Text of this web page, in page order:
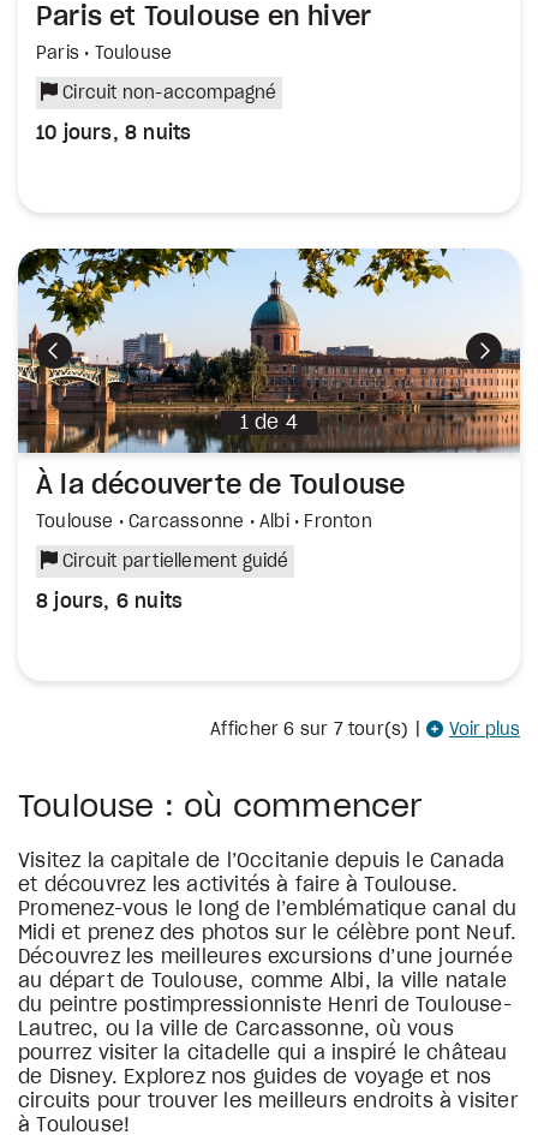
Paris et Toulouse en hiver
Paris • Toulouse
Circuit non-accompagné
10 jours, 8 nuits
Précédent
1 de 4
À la découverte de Toulouse
Toulouse • Carcassonne • Albi • Fronton
Circuit partiellement guidé
8 jours, 6 nuits
Afficher6 sur 7 tour(s) Voir plus
Toulouse : où commencer
Visitez la capitale de l’Occitanie depuis le Canada
et découvrez les activités à faire à Toulouse.
Promenez-vous le long de l’emblématique canal du
Midi et prenez des photos sur le célèbre pont Neuf.
Découvrez les meilleures excursions d’une journée
au départ de Toulouse, comme Albi, la ville natale
du peintre postimpressionniste Henri de Toulouse-
Lautrec, ou la ville de Carcassonne, où vous
pourrez visiter la citadelle qui a inspiré le château
de Disney. Explorez nos guides de voyage et nos
circuits pour trouver les meilleurs endroits à visiter
à Toulouse!